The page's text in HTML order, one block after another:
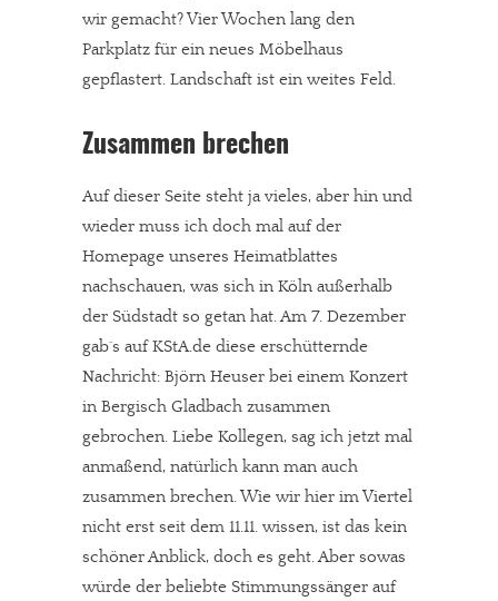
wir gemacht? Vier Wochen lang den
Parkplatz für ein neues Möbelhaus
gepflastert. Landschaft ist ein weites Feld.
Zusammen brechen
Auf dieser Seite steht ja vieles, aber hin und
wieder muss ich doch mal auf der
Homepage unseres Heimatblattes
nachschauen, was sich in Köln außerhalb
der Südstadt so getan hat. Am 7. Dezember
gab´s auf KStA.de diese erschütternde
Nachricht: Björn Heuser bei einem Konzert
in Bergisch Gladbach zusammen
gebrochen. Liebe Kollegen, sag ich jetzt mal
anmaßend, natürlich kann man auch
zusammen brechen. Wie wir hier im Viertel
nicht erst seit dem 11.11. wissen, ist das kein
schöner Anblick, doch es geht. Aber sowas
würde der beliebte Stimmungssänger auf